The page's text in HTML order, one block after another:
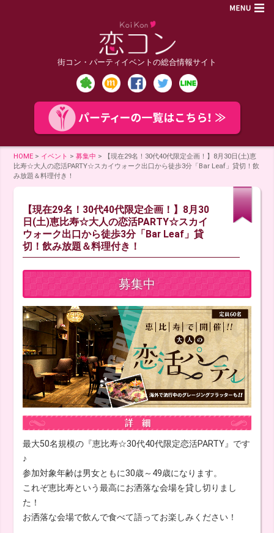
街コン・パーティイベントの総合情報サイト
HOME > イベント >募集中 >
【現在29名！30代40代限定企画！】8月30日(土)恵
比寿☆大人の恋活PARTY☆スカイウォーク出口から徒歩3分「Bar Leaf」貸切！飲
み放題＆料理付き！
【現在29名！30代40代限定企画！】8月30
日(土)恵比寿☆大人の恋活PARTY☆スカイ
ウォーク出口から徒歩3分「Bar Leaf」貸
切！飲み放題＆料理付き！
募集中
最大50名規模の『恵比寿☆30代40代限定恋活PARTY』です
♪
参加対象年齢は男女ともに30歳～49歳になります。
これぞ恵比寿という最高にお洒落な会場を貸し切りまし
た！
お洒落な会場で飲んで食べて語ってお楽しみください！